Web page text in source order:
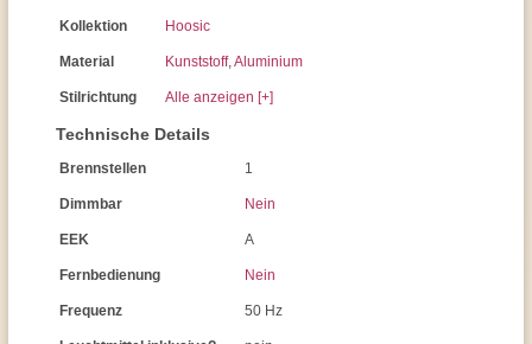
Kollektion Hoosic
Material Kunststoff,Aluminium
Stilrichtung Alle anzeigen [+]
Technische Details
Brennstellen 1
Dimmbar Nein
EEK A
Fernbedienung Nein
Frequenz 50 Hz